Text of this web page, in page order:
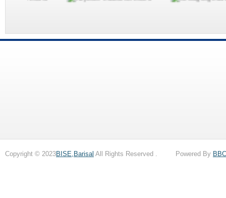
Copyright © 2023BISE,Barisal All Rights Reserved . Powered By